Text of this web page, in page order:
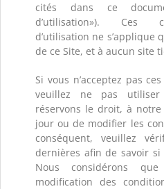
cités dans ce
d’utilisation»). Ces
d’utilisation ne s’applique
de ce Site, et à aucun site
Si vous n’acceptez pas
veuillez ne pas
réservons le droit, à
jour ou de modifier les
conséquent, veuillez
dernières afin de savoir
Nous considérons
modification des